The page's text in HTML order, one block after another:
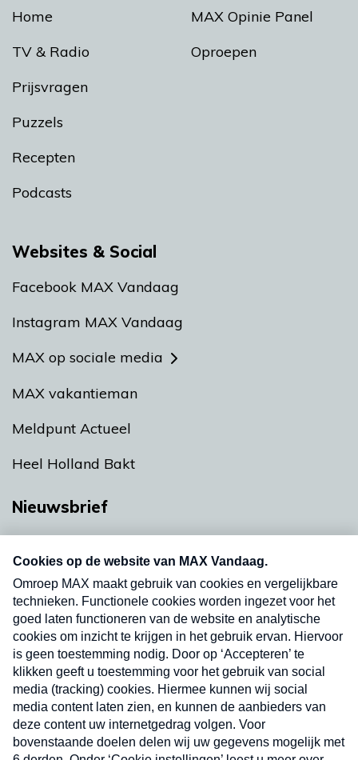
Home
TV & Radio
Prijsvragen
Puzzels
Recepten
Podcasts
MAX Opinie Panel
Oproepen
Websites & Social
Facebook MAX Vandaag
Instagram MAX Vandaag
MAX op sociale media
MAX vakantieman
Meldpunt Actueel
Heel Holland Bakt
Nieuwsbrief
nieuwsbrief. Elke vrijdag- en dinsdagochtend in
uw mailbox.
Verzend